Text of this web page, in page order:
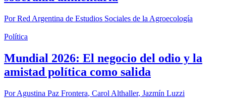
PorRed Argentina de Estudios Sociales de la Agroecología
Política
Mundial 2026: El negocio del odio y la
amistad política como salida
PorAgustina Paz Frontera, Carol Althaller, Jazmín Luzzi